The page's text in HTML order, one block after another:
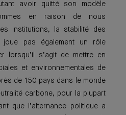
avoir quitté son modèle
en raison de nous
institutions, la stabilité des
joue pas également un rôle
lorsqu’il s’agit de mettre en
et environnementales de
de 150 pays dans le monde
carbone, pour la plupart
que l’alternance politique a